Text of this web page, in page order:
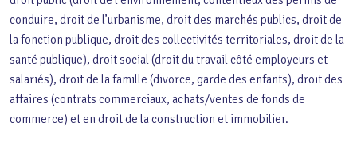
conduire, droit de l’urbanisme, droit des marchés publics, droit de
la fonction publique, droit des collectivités territoriales, droit de la
santé publique), droit social (droit du travail côté employeurs et
salariés), droit de la famille (divorce, garde des enfants), droit des
affaires (contrats commerciaux, achats/ventes de fonds de
commerce) et en droit de la construction et immobilier.